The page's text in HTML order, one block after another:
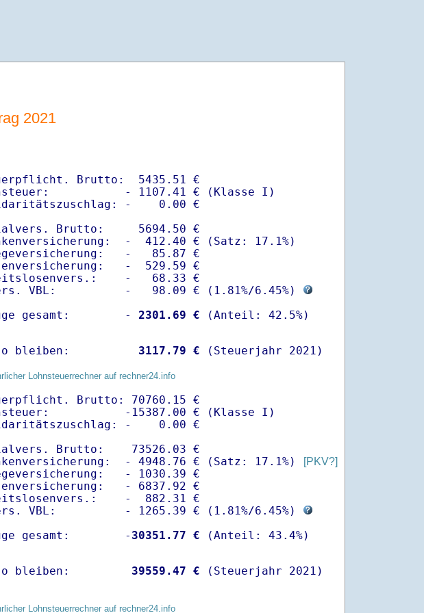
2021
Brutto:  5435.51 €
- 1107.41 € (Klasse I)
-    0.00 €
Brutto:     5694.50 €
-  412.40 € (Satz: 17.1%)
-   85.87 €
-  529.59 €
-   68.33 €
VBL:          -   98.09 € ( 1.81%/6.45%)
gesamt:        -
2301.69 €
bleiben: 3117.79 € (Steuerjahr 2021)
Lohnsteuerrechner auf rechner24.info
Brutto: 70760.15 €
-15387.00 € (Klasse I)
-    0.00 €
Brutto:    73526.03 €
- 4948.76 € (Satz: 17.1%)
[PKV?]
- 1030.39 €
- 6837.92 €
-  882.31 €
VBL:          - 1265.39 € ( 1.81%/6.45%)
gesamt:        - 30351.77 €
bleiben: 39559.47 € (Steuerjahr 2021)
Lohnsteuerrechner auf rechner24.info